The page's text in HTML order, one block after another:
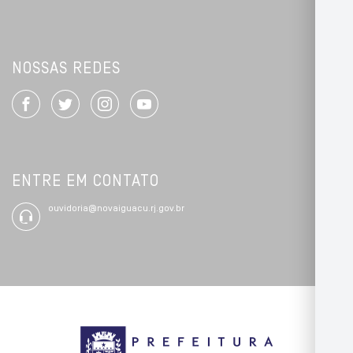
NOSSAS REDES
ENTRE EM CONTATO
ouvidoria@novaiguacu.rj.gov.br